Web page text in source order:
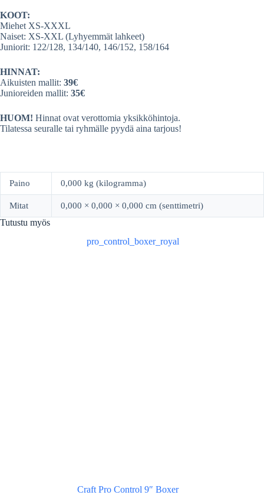
KOOT:
Miehet XS‐XXXL
Naiset: XS‐XXL (Lyhyemmät lahkeet)
Juniorit: 122/128, 134/140, 146/152, 158/164
HINNAT:
Aikuisten mallit: 39€
Junioreiden mallit: 35€
HUOM! Hinnat ovat verottomia yksikköhintoja.
Tilatessa seuralle tai ryhmälle pyydä aina tarjous!
Paino 0,000 kg (kilogramma)
Mitat 0,000 × 0,000 × 0,000 cm (senttimetri)
Tutustu myös
Craft Pro Control 9″ Boxer